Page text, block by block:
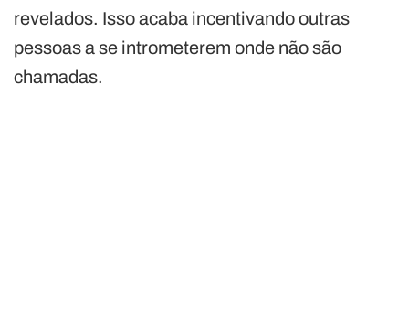
revelados. Isso acaba incentivando outras
pessoas a se intrometerem onde não são
chamadas.